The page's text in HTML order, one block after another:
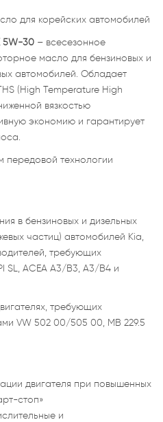
для корейских автомобилей
5W-30 – всесезонное
масло для бензиновых и
автомобилей. Обладает
(High Temperature High
вязкостью
экономию и гарантирует
передовой технологии
в бензиновых и дизельных
частиц) автомобилей Kia,
требующих
SL, ACEA A3/B3, A3/B4 и
требующих
VW 502 00/505 00, MB 229.5
двигателя при повышенных
стоп»
и